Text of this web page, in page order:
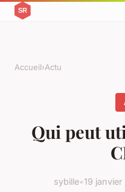
Accueil›Actu
Qui peut
sybille•19